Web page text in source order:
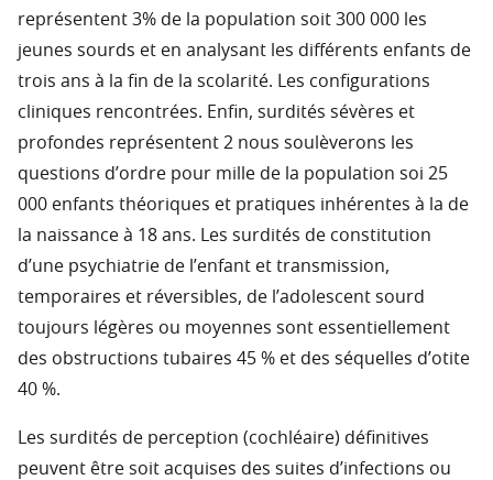
représentent 3% de la population soit 300 000 les
jeunes sourds et en analysant les différents enfants de
trois ans à la fin de la scolarité. Les configurations
cliniques rencontrées. Enfin, surdités sévères et
profondes représentent 2 nous soulèverons les
questions d’ordre pour mille de la population soi 25
000 enfants théoriques et pratiques inhérentes à la de
la naissance à 18 ans. Les surdités de constitution
d’une psychiatrie de l’enfant et transmission,
temporaires et réversibles, de l’adolescent sourd
toujours légères ou moyennes sont essentiellement
des obstructions tubaires 45 % et des séquelles d’otite
40 %.
Les surdités de perception (cochléaire) définitives
peuvent être soit acquises des suites d’infections ou